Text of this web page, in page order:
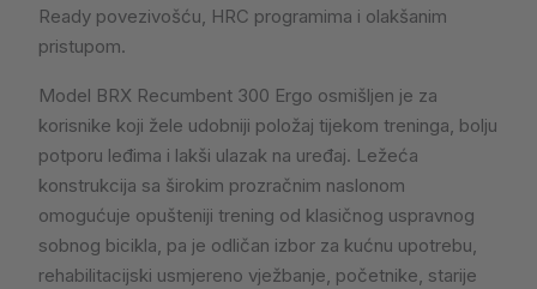
Ready povezivošću, HRC programima i olakšanim
pristupom.
Model BRX Recumbent 300 Ergo osmišljen je za
korisnike koji žele udobniji položaj tijekom treninga, bolju
potporu leđima i lakši ulazak na uređaj. Ležeća
konstrukcija sa širokim prozračnim naslonom
omogućuje opušteniji trening od klasičnog uspravnog
sobnog bicikla, pa je odličan izbor za kućnu upotrebu,
rehabilitacijski usmjereno vježbanje, početnike, starije